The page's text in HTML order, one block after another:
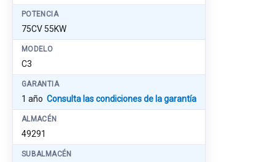
POTENCIA
75CV 55KW
MODELO
C3
GARANTIA
1 año Consulta las condiciones de la garantía
ALMACÉN
49291
SUBALMACÉN